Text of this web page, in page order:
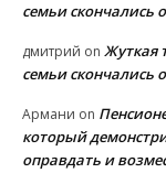
семьи скончались
дмитрий on Жуткая
семьи скончались
Армани on
который
оправдать и